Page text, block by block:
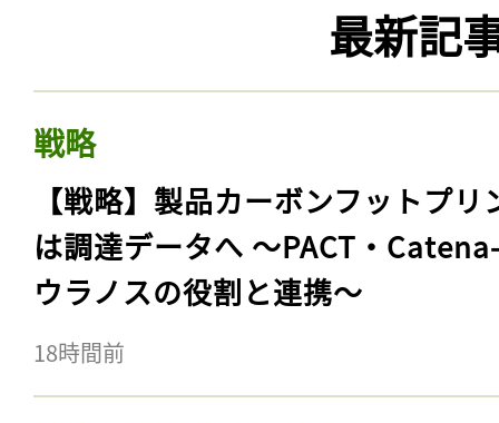
最新記
戦略
【戦略】製品カーボンフットプリ
は調達データへ 〜PACT・
ウラノスの役割と連携〜
18時間前